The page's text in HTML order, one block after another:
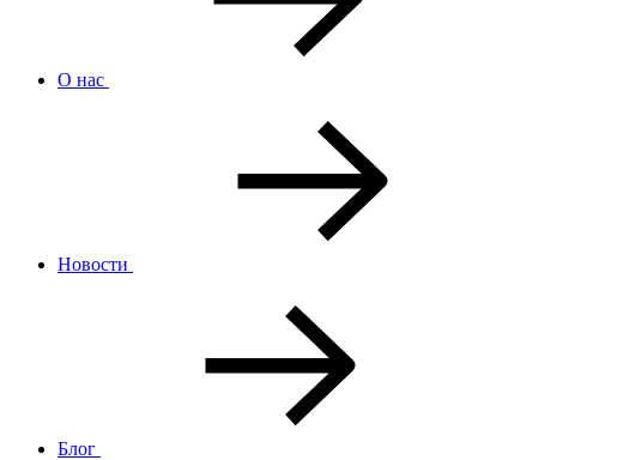
О нас
Новости
Блог